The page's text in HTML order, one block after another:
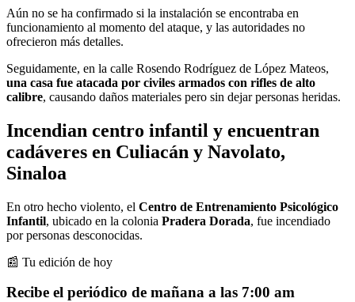
Aún no se ha confirmado si la instalación se encontraba en
funcionamiento al momento del ataque, y las autoridades no
ofrecieron más detalles.
Seguidamente, en la calle Rosendo Rodríguez de López Mateos,
una casa fue atacada por civiles armados con rifles de alto
calibre, causando daños materiales pero sin dejar personas heridas.
Incendian centro infantil y encuentran
cadáveres en Culiacán y Navolato,
Sinaloa
En otro hecho violento, el Centro de Entrenamiento Psicológico
Infantil, ubicado en la colonia Pradera Dorada, fue incendiado
por personas desconocidas.
📰 Tu edición de hoy
Recibe el periódico de mañana a las 7:00 am